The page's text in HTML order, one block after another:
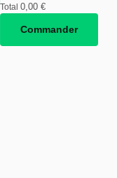
Total 0,00 €
Commander